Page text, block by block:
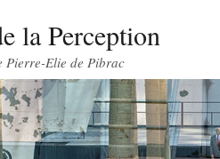
la Perception
Pierre-Elie de Pibrac